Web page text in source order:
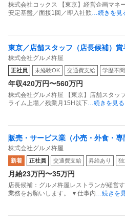
株式会社コックス 【東京】経営企画マ
安定基盤／面接1回／即入社歓 …続きを見
東京／店舗スタッフ（店長候補）
業月15H以下／新店オープン多数
株式会社グルメ杵屋
正社員 未経験OK 交通費支給 学歴不問
年収420万円〜560万円
株式会社グルメ杵屋 【東京】店舗スタ
ライム上場／残業月15H以下 …続きを見る
販売・サービス業（小売・外食・専
株式会社グルメ杵屋
新着 正社員 交通費支給 昇給あり 独
月給23万円〜35万円
店長候補：グルメ杵屋レストランが経営
業務をお願いします。 ▼仕事内 …続きを